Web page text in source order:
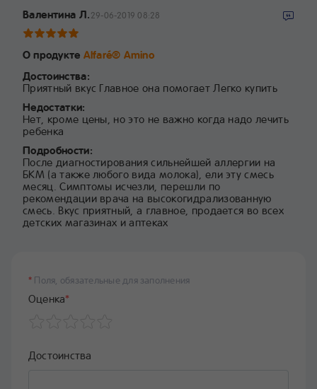
Валентина Л.29-06-2019 08:28
О продукте Alfaré® Amino
Достоинства:
Приятный вкус Главное она помогает Легко купить
Недостатки:
Нет, кроме цены, но это не важно когда надо лечить
ребенка
Подробности:
После диагностирования сильнейшей аллергии на
БКМ (а также любого вида молока), ели эту смесь
месяц. Симптомы исчезли, перешли по
рекомендации врача на высокогидрализованную
смесь. Вкус приятный, а главное, продается во всех
детских магазинах и аптеках
* Поля, обязательные для заполнения
Оценка*
Достоинства